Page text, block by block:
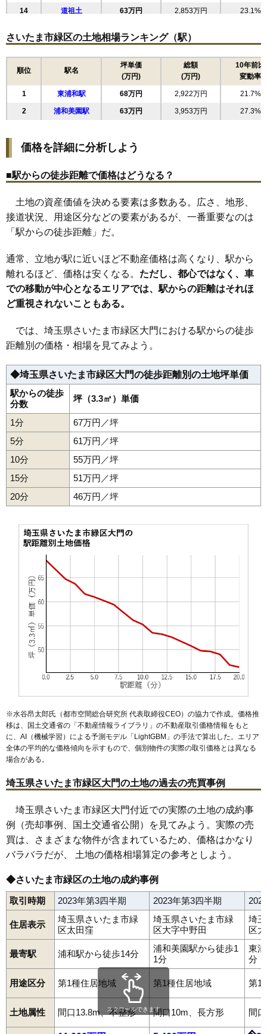
14 道祖土 63万円 2,853万円 23.1%
16 松木 55万円 2,687万円 18.7%
53万円 2,696万円 26.2%
52万円 2,233万円 19.3%
19 玄蕃新田 27万円 2,939万円 12.5%
20 間宮 24万円 1,056万円 6.8%
22 高畑 14万円
24 見沼 12万円 3,746万円 14.3%
25 代山 10万円 997万円 -1.1%
26 南部領辻 9.4万円 1,865万円 6.6%
27 三浦
28 上野田 7.0万円 888万円 -7.6%
さいたま市緑区の土地相場ランキング（駅）
順位 駅名
坪単価
(万円)
総額
(万円)
10年前比
変動率
1 東浦和駅 68万円 2,922万円 21.7%
2 浦和美園駅 63万円 3,953万円 27.3%
価格を詳細に分析しよう
■駅からの徒歩距離で価格はどうなる？
土地の資産価値を決める要素は多数ある。広さ、地形、
接道状況、用途区分などの要素があるが、一番重要なのは
「駅からの徒歩距離」だ。
通常、立地が駅に近いほど不動産価格は高くなり、駅から
離れるほど、価格は安くなる。 ただし、都心ではなく、車
での移動が中心となるエリアでは、駅からの距離はそれほ
ど重視されないこともある。
では、埼玉県さいたま市緑区大門における駅からの徒歩
距離別の価格・相場を見てみよう。
◆埼玉県さいたま市緑区大門の徒歩距離別の土地坪単価
駅からの徒歩
分数
坪（3.3㎡）単価
1分
67万円／坪
5分
61万円／坪
10分
55万円／坪
15分
51万円／坪
20分
46万円／坪
※水谷昂太郎氏（都市空間総合研究所 代表取締役CEO）の協力で作成。価格推
移は、国土交通省の「不動産情報ライブラリ 」の不動産取引価格情報をもと
に、AI（機械学習）による予測モデル「LightGBM」の手法で算出した。エリア
全体の平均的な価格傾向を示すもので、個別物件の実際の取引価格とは異なる
場合がある。
埼玉県さいたま市緑区大門の土地の過去の売買事例
埼玉県さいたま市緑区大門付近での実際の土地の成約事
例（売却事例、国土交通省公開）を見てみよう。実際の売
買は、さまざまな物件が含まれているため、価格はかなり
バラバラだが、 土地の価格相場算定の参考としよう。
◆さいたま市緑区の土地の成約事例
取引時期 2023年第3四半期 2023年第3四半期
住居表示
埼玉県さいたま市緑
区太田窪
埼玉県さいたま市緑
区大字中野田
埼
区
最寄駅 浦和駅から徒歩14分
浦和美園駅から徒歩1
1分
東
分
用途区分 第1種住居地域 第1種住居地域 第1
土地属性 間口13.8m、不整形 間口10m、長方形 間
スクロールできます